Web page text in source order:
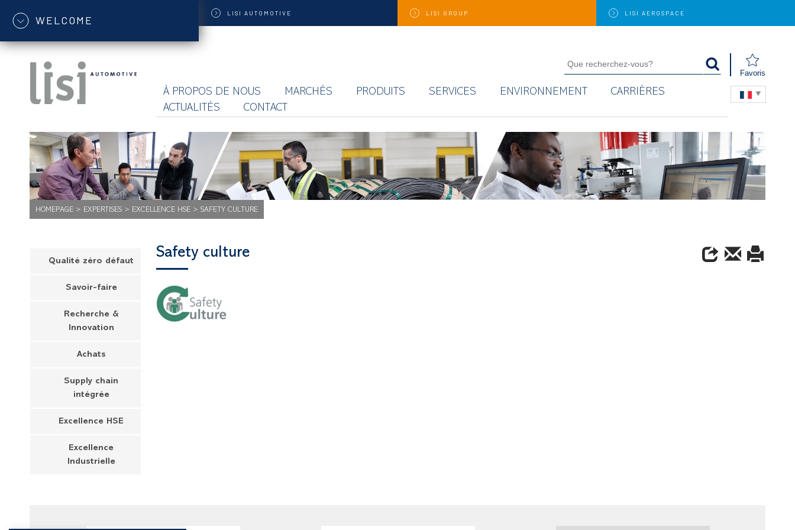
WELCOME
LISI AUTOMOTIVE LISI GROUP LISI AEROSPACE
Favoris
À PROPOS DE NOUS MARCHÉS PRODUITS SERVICES ENVIRONNEMENT
CARRIÈRES
ACTUALITÉS
CONTACT
HOMEPAGE > EXPERTISES > EXCELLENCE HSE > SAFETY CULTURE
Qualité zéro défaut
Savoir-faire
Recherche &
Innovation
Achats
Supply chain
intégrée
Excellence HSE
Excellence
Industrielle
Safety culture